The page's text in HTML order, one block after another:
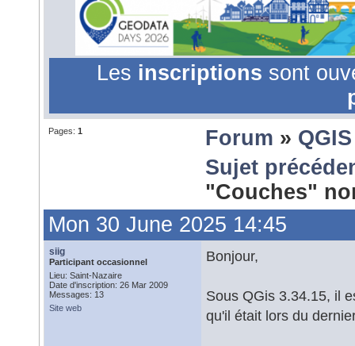
Les inscriptions sont
Pages: 1 Forum » QGIS
Sujet
"Couches"
Mon 30 June 2025 14:45
siig
Participant occasionnel
Lieu: Saint-Nazaire
Date d'inscription: 26 Mar 2009
Messages: 13
Site web
Bonjour,
Sous QGis 3.34.15, il
qu'il était lors du